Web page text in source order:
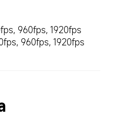
960fps, 1920fps
960fps, 1920fps